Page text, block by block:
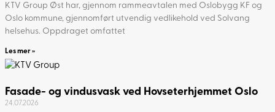
KTV Group Øst har, gjennom rammeavtalen med Oslobygg KF og
Oslo kommune, gjennomført utvendig vedlikehold ved Solvang
helsehus. Oppdraget omfattet
Les mer »
Fasade- og vindusvask ved Hovseterhjemmet Oslo
24.07.2026